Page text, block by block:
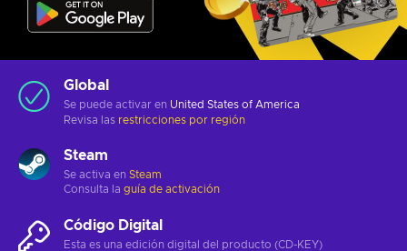
Global
Se puede activar en United States of America
Revisa las restricciones por región
Steam
Se activa en Steam
Consulta la guía de activación
Código Digital
Esta es una edición digital del producto (CD-KEY)